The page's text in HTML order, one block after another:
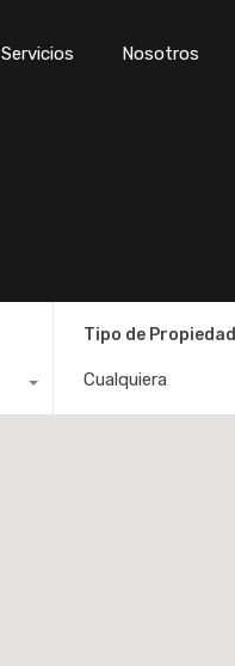
Servicios Nosotros
Servicios Nosotros
Tipo de Propiedad
Cualquiera